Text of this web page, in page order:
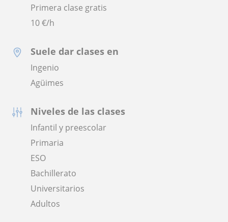
Primera clase gratis
10€/h
Suele dar clases en
Ingenio
Agüimes
Niveles de las clases
Infantil y preescolar
Primaria
ESO
Bachillerato
Universitarios
Adultos